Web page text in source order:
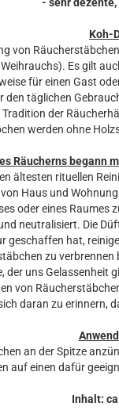
Koh-
von
Es gilt
für einen Gast
den täglichen
Tradition der
werden ohne
Räucherns begann
ältesten rituellen
Haus und
oder eines Raumes
neutralisiert. Die
geschaffen hat,
zu
der uns Gelassenheit
von
daran zu erinnern,
an der Spitze
auf einen dafür
Inhalt: